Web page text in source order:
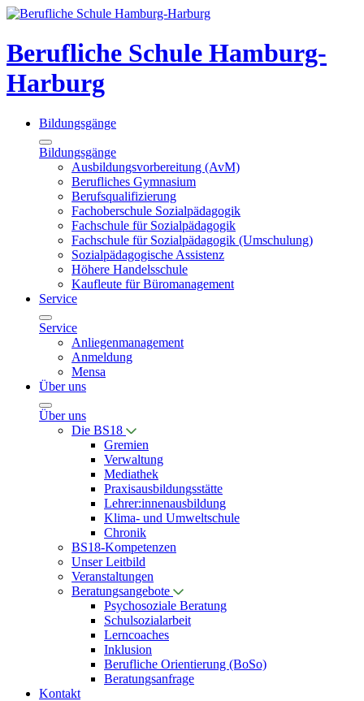
Berufliche Schule Hamburg-
Harburg
Bildungsgänge
Bildungsgänge
Ausbildungsvorbereitung (AvM)
Berufliches Gymnasium
Berufsqualifizierung
Fachoberschule Sozialpädagogik
Fachschule für Sozialpädagogik
Fachschule für Sozialpädagogik (Umschulung)
Sozialpädagogische Assistenz
Höhere Handelsschule
Kaufleute für Büromanagement
Service
Service
Anliegenmanagement
Anmeldung
Mensa
Über uns
Über uns
Die BS18
Gremien
Verwaltung
Mediathek
Praxisausbildungsstätte
Lehrer:innenausbildung
Klima- und Umweltschule
Chronik
BS18-Kompetenzen
Unser Leitbild
Veranstaltungen
Beratungsangebote
Psychosoziale Beratung
Schulsozialarbeit
Lerncoaches
Inklusion
Berufliche Orientierung (BoSo)
Beratungsanfrage
Kontakt